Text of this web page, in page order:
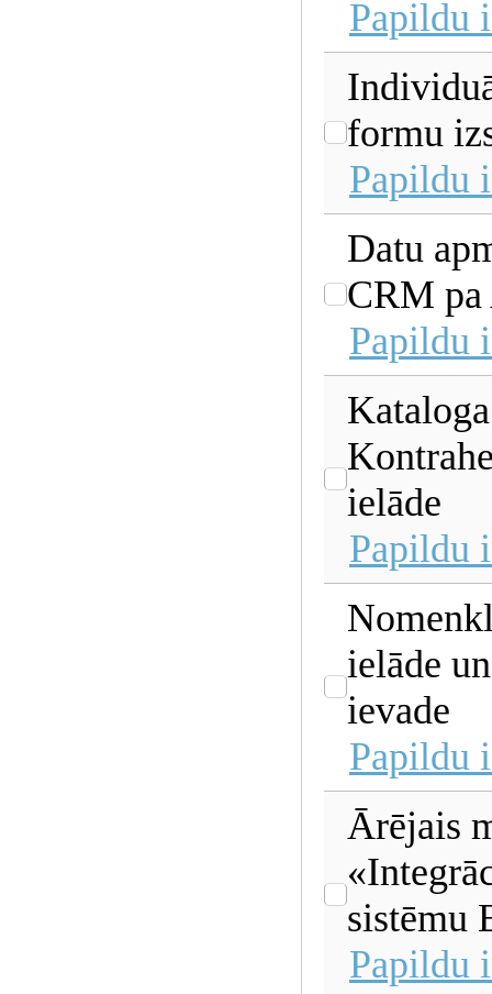
Papildu
formu
Papildu
Datu
CRM
Papildu
Kataloga
ielāde
Papildu
ielāde
ievade
Papildu
Ārējais
sistēmu
Papildu